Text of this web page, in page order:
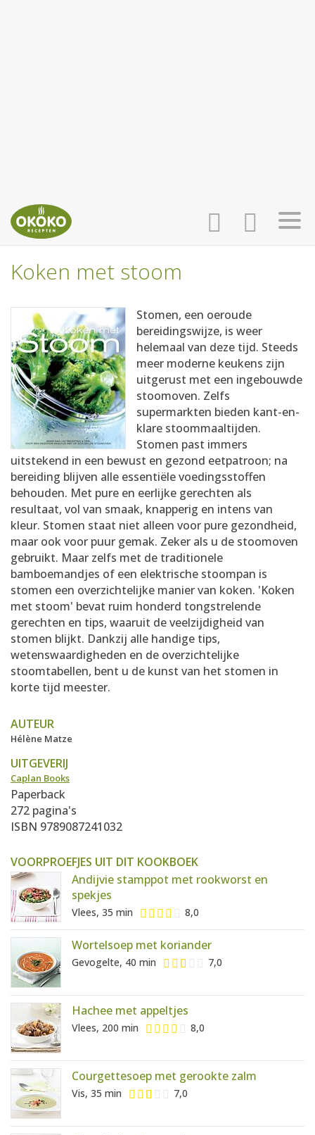
AANMELDEN
HOME
RECEPTEN
WEEKMENU'S
KOOKBOEKEN
Koken met stoom
Stomen, een oeroude
bereidingswijze, is weer
helemaal van deze tijd. Steeds
meer moderne keukens zijn
uitgerust met een ingebouwde
stoomoven. Zelfs
supermarkten bieden kant-en-
klare stoommaaltijden.
Stomen past immers
uitstekend in een bewust en gezond eetpatroon; na
bereiding blijven alle essentiële voedingsstoffen
behouden. Met pure en eerlijke gerechten als
resultaat, vol van smaak, knapperig en intens van
kleur. Stomen staat niet alleen voor pure gezondheid,
maar ook voor puur gemak. Zeker als u de stoomoven
gebruikt. Maar zelfs met de traditionele
bamboemandjes of een elektrische stoompan is
stomen een overzichtelijke manier van koken. 'Koken
met stoom' bevat ruim honderd tongstrelende
gerechten en tips, waaruit de veelzijdigheid van
stomen blijkt. Dankzij alle handige tips,
wetenswaardigheden en de overzichtelijke
stoomtabellen, bent u de kunst van het stomen in
korte tijd meester.
AUTEUR
Hélène Matze
UITGEVERIJ
Caplan Books
Paperback
272 pagina's
ISBN 9789087241032
VOORPROEFJES UIT DIT KOOKBOEK
Andijvie stamppot met rookworst en
spekjes
Vlees, 35 min 8,0
Wortelsoep met koriander
Gevogelte, 40 min 7,0
Hachee met appeltjes
Vlees, 200 min 8,0
Courgettesoep met gerookte zalm
Vis, 35 min 7,0